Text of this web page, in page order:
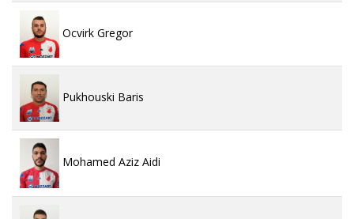
Ocvirk Gregor
Pukhouski Baris
Mohamed Aziz Aidi